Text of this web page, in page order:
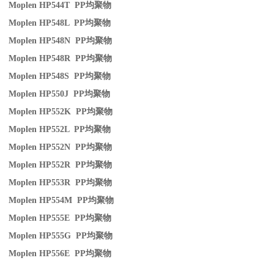
Moplen HP544T PP均聚物
Moplen HP548L PP均聚物
Moplen HP548N PP均聚物
Moplen HP548R PP均聚物
Moplen HP548S PP均聚物
Moplen HP550J PP均聚物
Moplen HP552K PP均聚物
Moplen HP552L PP均聚物
Moplen HP552N PP均聚物
Moplen HP552R PP均聚物
Moplen HP553R PP均聚物
Moplen HP554M PP均聚物
Moplen HP555E PP均聚物
Moplen HP555G PP均聚物
Moplen HP556E PP均聚物